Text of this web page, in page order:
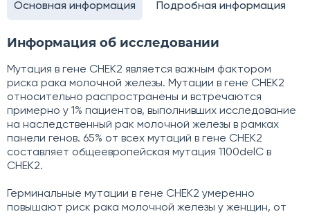
Основная информация Подробная информация
Информация об исследовании
Мутация в гене CHEK2 является важным фактором
риска рака молочной железы. Мутации в гене CHEK2
относительно распространены и встречаются
примерно у 1% пациентов, выполнивших исследование
на наследственный рак молочной железы в рамках
панели генов. 65% от всех мутаций в гене CHEK2
составляет общеевропейская мутация 1100delC в
CHEK2.
Герминальные мутации в гене CHEK2 умеренно
повышают риск рака молочной железы у женщин, от